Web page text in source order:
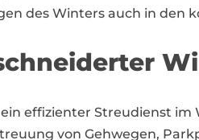
des Winters auch in den
effizienter Streudienst im
von Gehwegen,